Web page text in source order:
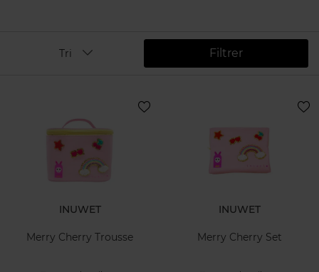
Filtrer
Tri
INUWET
Merry Cherry Trousse
INUWET
Merry Cherry Set